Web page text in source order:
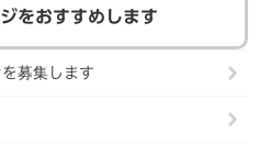
をおすすめします
を募集します